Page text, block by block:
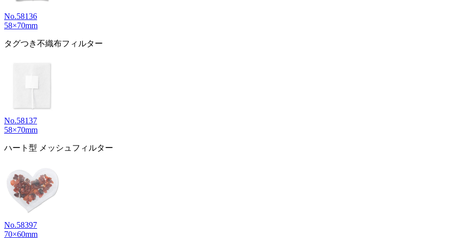
No.58136
58×70mm
タグつき不織布フィルター
No.58137
58×70mm
ハート型 メッシュフィルター
No.58397
70×60mm